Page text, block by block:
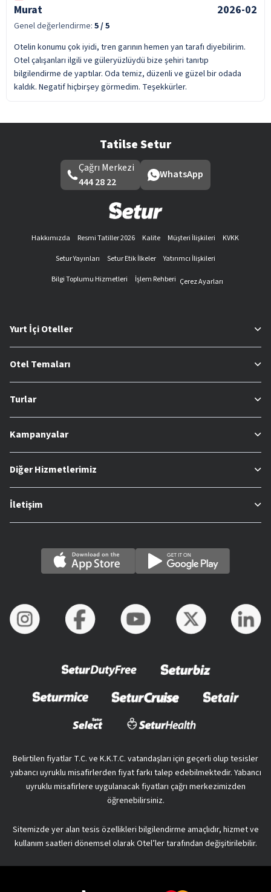
Murat 2026-02
Genel değerlendirme: 5/ 5
Otelin konumu çok iyidi, tren garının hemen yan tarafı diyebilirim.
Otel çalışanları ilgili ve güleryüzlüydü bize şehiri tanıtıp
bilgilendirme de yaptılar. Oda temiz, düzenli ve güzel bir odada
kaldık. Negatif hiçbirşey görmedim. Teşekkürler.
Tatilse Setur
Çağrı Merkezi
444 28 22
WhatsApp
Hakkımızda Resmi Tatiller 2026 Kalite Müşteri İlişkileri
KVKK
Setur Yayınları
Setur Etik İlkeler
Yatırımcı İlişkileri
Bilgi Toplumu Hizmetleri
İşlem Rehberi Çerez Ayarları
Yurt İçi Oteller
Otel Temaları
Turlar
Kampanyalar
Diğer Hizmetlerimiz
İletişim
Belirtilen fiyatlar T.C. ve K.K.T.C. vatandaşları için geçerli olup tesisler
yabancı uyruklu misafirlerden fiyat farkı talep edebilmektedir. Yabancı
uyruklu misafirlere uygulanacak fiyatları çağrı merkezimizden
öğrenebilirsiniz.
Sitemizde yer alan tesis özellikleri bilgilendirme amaçlıdır, hizmet ve
kullanım saatleri dönemsel olarak Otel’ler tarafından değişitirilebilir.